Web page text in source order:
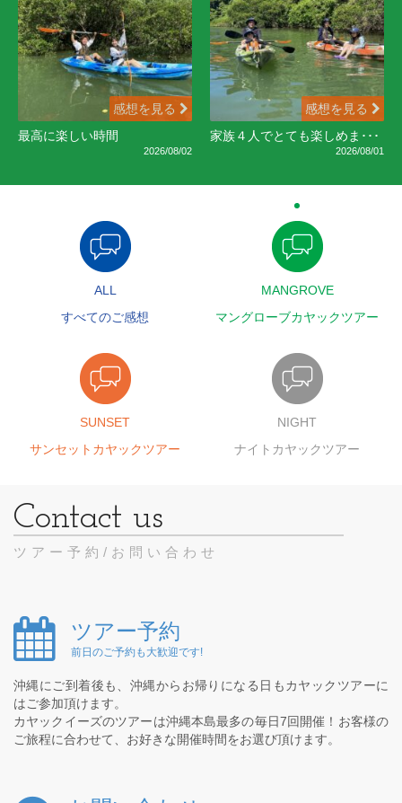
感想を見る
最高に楽しい時間
2026/08/02
感想を見る
家族４人でとても楽しめま･･･
2026/08/01
ALL
すべてのご感想
MANGROVE
マングローブカヤックツアー
SUNSET
サンセットカヤックツアー
NIGHT
ナイトカヤックツアー
ツアー予約/お問い合わせ
ツアー予約
前日のご予約も大歓迎です!
沖縄にご到着後も、沖縄からお帰りになる日もカヤックツアーに
はご参加頂けます。
カヤックイーズのツアーは沖縄本島最多の毎日7回開催！お客様の
ご旅程に合わせて、お好きな開催時間をお選び頂けます。